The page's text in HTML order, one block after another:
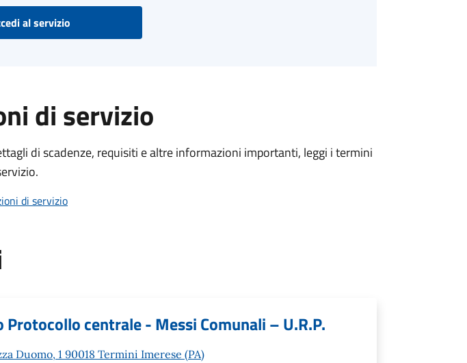
al servizio
di servizio
di scadenze, requisiti e altre informazioni importanti, leggi i termini
di servizio
centrale - Messi Comunali – U.R.P.
Duomo, 1 90018 Termini Imerese (PA)